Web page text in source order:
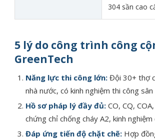
304 sần cao
5 lý do công trình công
GreenTech
Năng lực thi công lớn: Đội 30+ thợ
nhà nước, có kinh nghiệm thi công
Hồ sơ pháp lý đầy đủ: CO, CQ,
chứng chỉ chống cháy A2, kinh nghiệm
Đáp ứng tiến độ chặt chẽ: Hợp